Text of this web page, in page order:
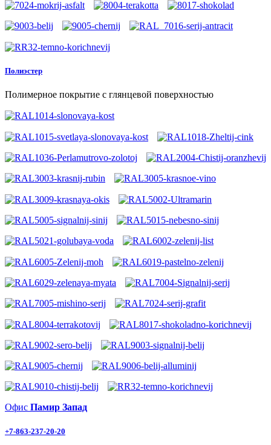
Полиэстер
Полимерное покрытие с глянцевой поверхностью
Офис Памир Запад
+7-863-237-20-20